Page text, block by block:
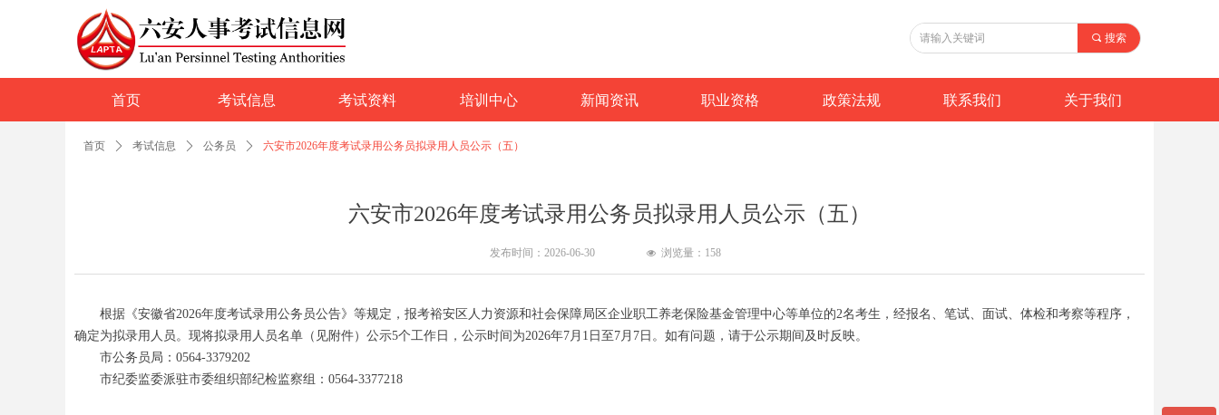
끠 搜索
首页 考试信息 考试资料 培训中心 新闻资讯 职业资格 政策法规 联系我们 关于我们
六安市2026年度考试录用公务员拟录用人员公示（五）
根据《安徽省2026年度考试录用公务员公告》等规定，报考裕安区人力资源和社会保障局区企业职工养老保险基金管理中心等单位的2名考生，经报名、笔试、面试、体检和考察等程序，
确定为拟录用人员。现将拟录用人员名单（见附件）公示5个工作日，公示时间为2026年7月1日至7月7日。如有问题，请于公示期间及时反映。
市公务员局：0564-3379202
市纪委监委派驻市委组织部纪检监察组：0564-3377218
首页 ꄲ 考试信息 ꄲ 公务员 ꄲ 六安市2026年度考试录用公务员拟录用人员公示（五）
发布时间： 2026-06-30 넶 浏览量： 158